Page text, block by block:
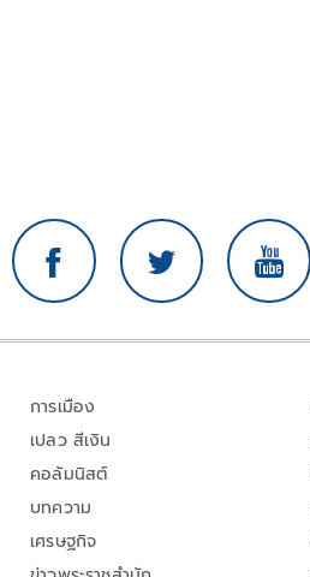
การเมือง
เปลว สีเงิน
คอลัมนิสต์
บทความ
เศรษฐกิจ